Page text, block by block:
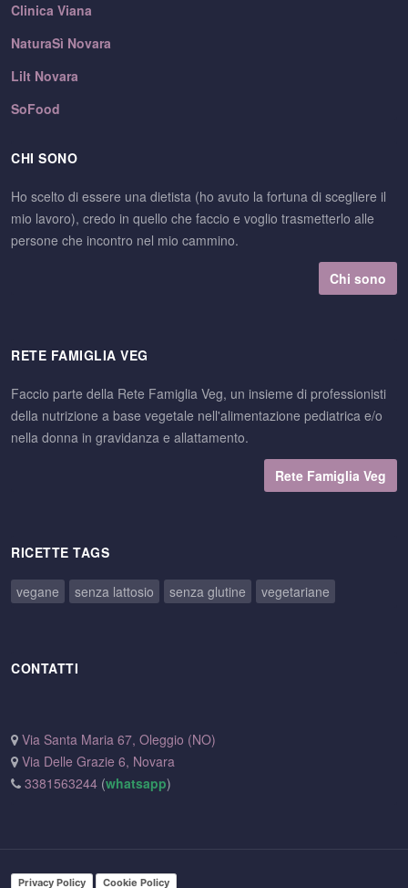
Clinica Viana
NaturaSì Novara
Lilt Novara
SoFood
CHI SONO
Ho scelto di essere una dietista (ho avuto la fortuna di scegliere il
mio lavoro), credo in quello che faccio e voglio trasmetterlo alle
persone che incontro nel mio cammino.
Chi sono
RETE FAMIGLIA VEG
Faccio parte della Rete Famiglia Veg, un insieme di professionisti
della nutrizione a base vegetale nell'alimentazione pediatrica e/o
nella donna in gravidanza e allattamento.
Rete Famiglia Veg
RICETTE TAGS
vegane senza lattosio senza glutine vegetariane
CONTATTI
Via Santa Maria 67, Oleggio (NO)
Via Delle Grazie 6, Novara
3381563244 (whatsapp)
Privacy Policy Cookie Policy